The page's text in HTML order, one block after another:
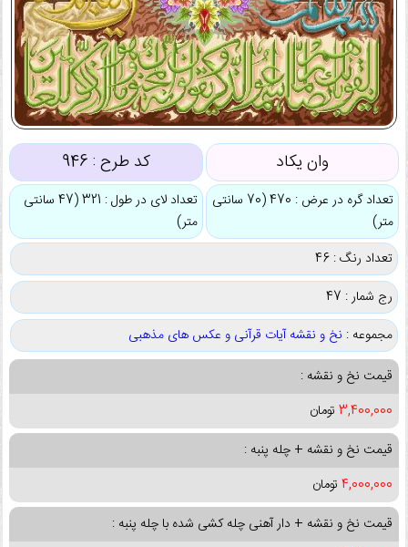
وان یکاد کد طرح : 946
تعداد گره در عرض : 470 (70 سانتی
متر)
تعداد لای در طول : 321 (47 سانتی
متر)
تعداد رنگ : 46
رج شمار : 47
مجموعه : نخ و نقشه آیات قرآنی و عکس های مذهبی
قیمت نخ و نقشه :
3,400,000 تومان
قیمت نخ و نقشه + چله پنبه :
4,000,000 تومان
قیمت نخ و نقشه + دار آهنی چله کشی شده با چله پنبه :